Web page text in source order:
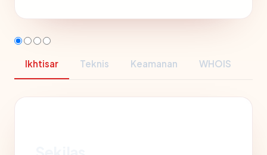
Ikhtisar Teknis Keamanan WHOIS